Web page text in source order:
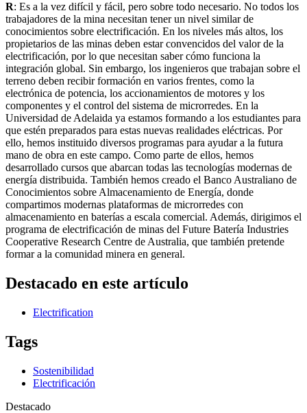
R: Es a la vez difícil y fácil, pero sobre todo necesario. No todos los
trabajadores de la mina necesitan tener un nivel similar de
conocimientos sobre electrificación. En los niveles más altos, los
propietarios de las minas deben estar convencidos del valor de la
electrificación, por lo que necesitan saber cómo funciona la
integración global. Sin embargo, los ingenieros que trabajan sobre el
terreno deben recibir formación en varios frentes, como la
electrónica de potencia, los accionamientos de motores y los
componentes y el control del sistema de microrredes. En la
Universidad de Adelaida ya estamos formando a los estudiantes para
que estén preparados para estas nuevas realidades eléctricas. Por
ello, hemos instituido diversos programas para ayudar a la futura
mano de obra en este campo. Como parte de ellos, hemos
desarrollado cursos que abarcan todas las tecnologías modernas de
energía distribuida. También hemos creado el Banco Australiano de
Conocimientos sobre Almacenamiento de Energía, donde
compartimos modernas plataformas de microrredes con
almacenamiento en baterías a escala comercial. Además, dirigimos el
programa de electrificación de minas del Future Batería Industries
Cooperative Research Centre de Australia, que también pretende
formar a la comunidad minera en general.
Destacado en este artículo
Electrification
Tags
Sostenibilidad
Electrificación
Destacado